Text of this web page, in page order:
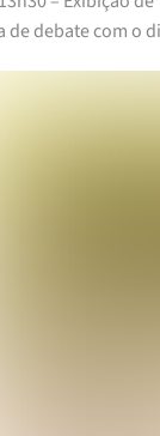
de debate com o